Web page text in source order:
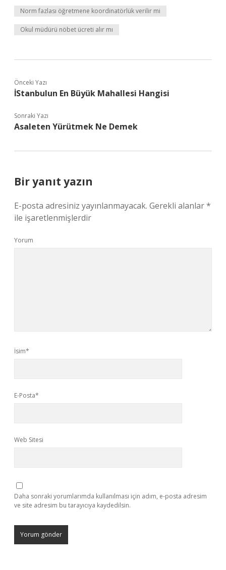
Norm fazlası öğretmene koordinatörlük verilir mi
Okul müdürü nöbet ücreti alır mı
Önceki Yazı
İStanbulun En Büyük Mahallesi Hangisi
Sonraki Yazı
Asaleten Yürütmek Ne Demek
Bir yanıt yazın
E-posta adresiniz yayınlanmayacak. Gerekli alanlar*
ile işaretlenmişlerdir
Yorum
İsim*
E-Posta*
Web Sitesi
Daha sonraki yorumlarımda kullanılması için adım, e-posta adresim
ve site adresim bu tarayıcıya kaydedilsin.